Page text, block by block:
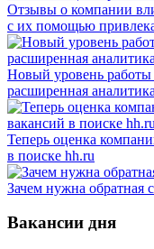
Отзывы о компании
с их помощью
Новый уровень работы
расширенная
Теперь оценка
в поиске hh.ru
Зачем нужна обратная
Вакансии дня